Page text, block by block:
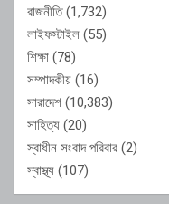
রাজনীতি(1,732)
লাইফস্টাইল (55)
শিক্ষা (78)
সম্পাদকীয় (16)
সারাদেশ (10,383)
সাহিত্য (20)
স্বাধীন সংবাদ পরিবার (2)
স্বাস্থ্য (107)